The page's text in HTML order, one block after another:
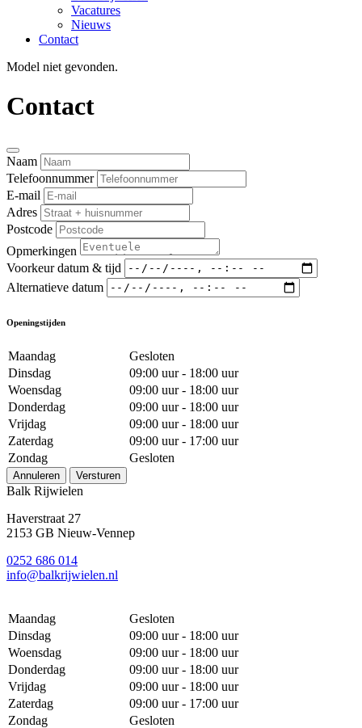
Vacatures
Nieuws
Contact
Model niet gevonden.
Contact
Naam
Telefoonnummer
E-mail
Adres
Postcode
Opmerkingen
Voorkeur datum & tijd
Alternatieve datum
Openingstijden
Maandag
Gesloten
Dinsdag
09:00 uur - 18:00 uur
Woensdag
09:00 uur - 18:00 uur
Donderdag
09:00 uur - 18:00 uur
Vrijdag
09:00 uur - 18:00 uur
Zaterdag
09:00 uur - 17:00 uur
Zondag
Gesloten
Annuleren Versturen
Balk Rijwielen
Haverstraat 27
2153 GB Nieuw-Vennep
0252 686 014
info@balkrijwielen.nl
Maandag
Gesloten
Dinsdag
09:00 uur - 18:00 uur
Woensdag
09:00 uur - 18:00 uur
Donderdag
09:00 uur - 18:00 uur
Vrijdag
09:00 uur - 18:00 uur
Zaterdag
09:00 uur - 17:00 uur
Zondag
Gesloten